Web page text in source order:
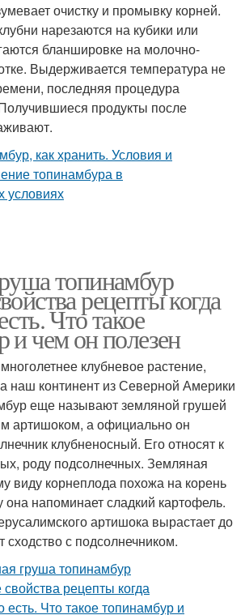
очистку и промывку корней.
нарезаются на кубики или
бланшировке на молочно-
Выдерживается температура не
последняя процедура
продукты после
топинамбур
рецепты когда
Что такое
и чем он полезен
клубневое растение,
наш континент из Северной Америки
еще называют земляной грушей
артишоком, а официально он
клубненосный. Его относят к
роду подсолнечных. Земляная
виду корнеплода похожа на корень
она напоминает сладкий картофель.
артишока вырастает до
сходство с подсолнечником.